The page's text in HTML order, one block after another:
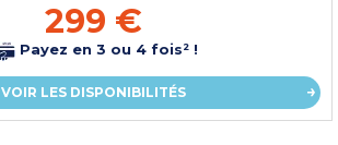
299 €
Payez en 3 ou 4 fois² !
VOIR LES DISPONIBILITÉS